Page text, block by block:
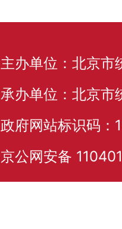
主办单位：北京市
承办单位：北京市
政府网站标识码：
京公网安备